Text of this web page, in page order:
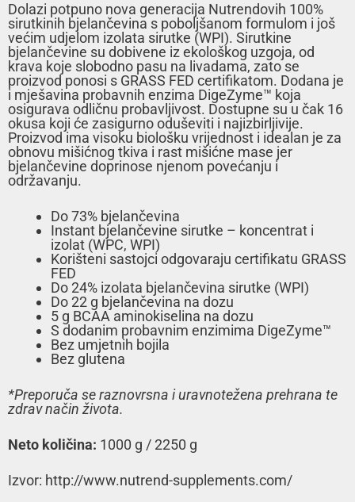
Dolazi potpuno nova generacija Nutrendovih 100%
sirutkinih bjelančevina s poboljšanom formulom i još
većim udjelom izolata sirutke (WPI). Sirutkine
bjelančevine su dobivene iz ekološkog uzgoja, od
krava koje slobodno pasu na livadama, zato se
proizvod ponosi s GRASS FED certifikatom. Dodana je
i mješavina probavnih enzima DigeZyme™ koja
osigurava odličnu probavljivost. Dostupne su u čak 16
okusa koji će zasigurno oduševiti i najizbirljivije.
Proizvod ima visoku biološku vrijednost i idealan je za
obnovu mišićnog tkiva i rast mišićne mase jer
bjelančevine doprinose njenom povećanju i
održavanju.
Do 73% bjelančevina
Instant bjelančevine sirutke – koncentrat i
izolat (WPC, WPI)
Korišteni sastojci odgovaraju certifikatu GRASS
FED
Do 24% izolata bjelančevina sirutke (WPI)
Do 22 g bjelančevina na dozu
5 g BCAA aminokiselina na dozu
S dodanim probavnim enzimima DigeZyme™
Bez umjetnih bojila
Bez glutena
*Preporuča se raznovrsna i uravnotežena prehrana te
zdrav način života.
Neto količina: 1000 g / 2250 g
Izvor: http://www.nutrend-supplements.com/